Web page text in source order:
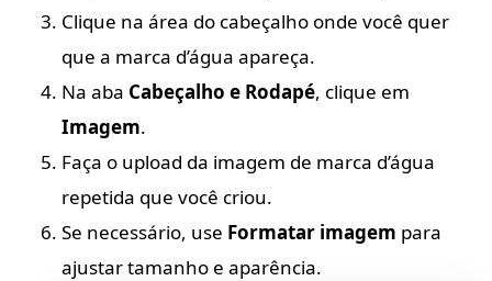
Clique na área do cabeçalho onde você quer
que a marca d’água apareça.
Na aba Cabeçalho e Rodapé, clique em
Imagem.
Faça o upload da imagem de marca d’água
repetida que você criou.
Se necessário, use Formatar imagem para
ajustar tamanho e aparência.